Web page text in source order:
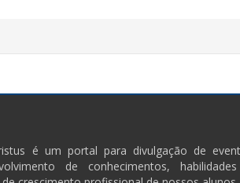
é um portal para divulgação de
de conhecimentos,